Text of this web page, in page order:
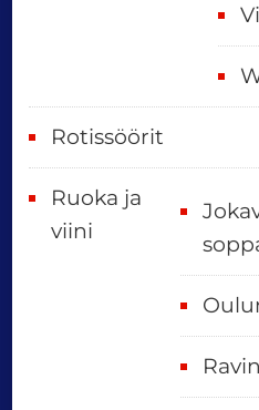
Rotissöörit
Ruoka ja
viini